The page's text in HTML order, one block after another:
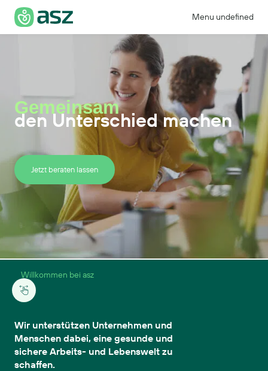
Menu undefined
Willkommen bei asz
Gemeinsam
den Unterschied machen
Jetzt beraten lassen
Wir unterstützen Unternehmen und
Menschen dabei, eine gesunde und
sichere Arbeits- und Lebenswelt zu
schaffen.